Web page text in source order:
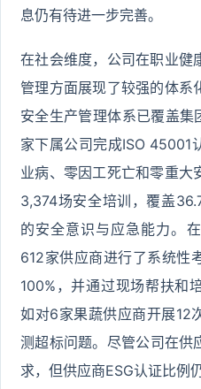
息仍有待进一步完善。
在社会维度，公司在职业健
管理方面展现了较强的体系
安全生产管理体系已覆盖集
家下属公司完成ISO 45001
业病、零因工死亡和零重大
3,374场安全培训，覆盖
的安全意识与应急能力。
612家供应商进行了系统性
100%，并通过现场帮扶和
如对6家果蔬供应商开展12
测超标问题。尽管公司在供
求，但供应商ESG认证比例